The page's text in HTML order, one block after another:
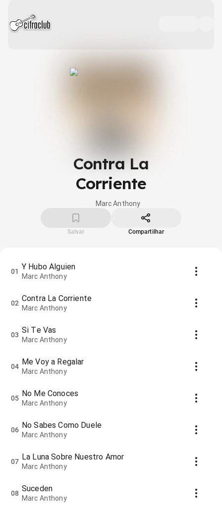
Contra La
Corriente
Marc Anthony
Salvar Compartilhar
01 Y Hubo Alguien
Marc Anthony
02 Contra La Corriente
Marc Anthony
03 Si Te Vas
Marc Anthony
04 Me Voy a Regalar
Marc Anthony
05 No Me Conoces
Marc Anthony
06 No Sabes Como Duele
Marc Anthony
07 La Luna Sobre Nuestro Amor
Marc Anthony
08 Suceden
Marc Anthony